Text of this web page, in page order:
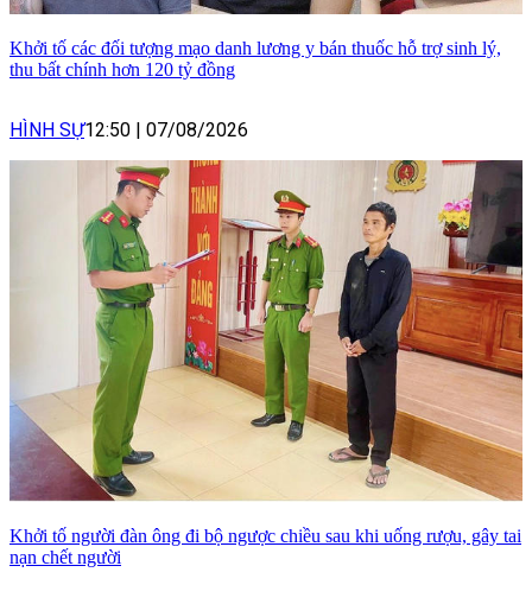
Khởi tố các đối tượng mạo danh lương y bán thuốc hỗ trợ sinh lý,
thu bất chính hơn 120 tỷ đồng
HÌNH SỰ12:50 07/08/2026
Khởi tố người đàn ông đi bộ ngược chiều sau khi uống rượu, gây tai
nạn chết người